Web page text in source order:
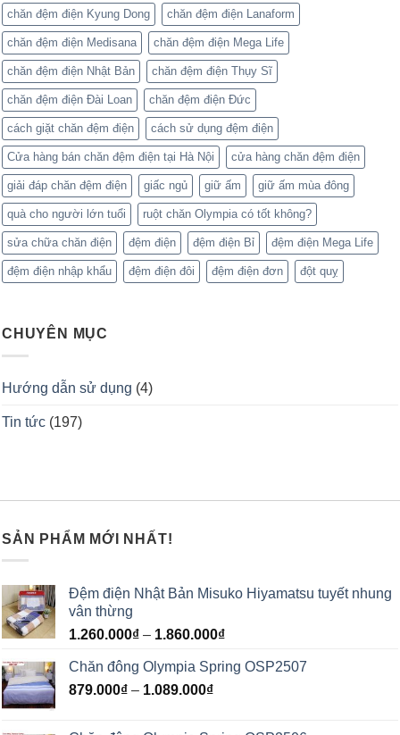
chăn đệm điện Kyung Dong chăn đệm điện Lanaform
chăn đệm điện Medisana chăn đệm điện Mega Life
chăn đệm điện Nhật Bản chăn đệm điện Thụy Sĩ
chăn đệm điện Đài Loan chăn đệm điện Đức
cách giặt chăn đệm điện cách sử dụng đệm điện
Cửa hàng bán chăn đệm điện tại Hà Nội cửa hàng chăn đệm điện
giải đáp chăn đệm điện giấc ngủ giữ ấm giữ ấm mùa đông
quà cho người lớn tuổi ruột chăn Olympia có tốt không?
sửa chữa chăn điện đệm điện đệm điện Bỉ đệm điện Mega Life
đệm điện nhập khẩu đệm điện đôi đệm điện đơn đột quỵ
CHUYÊN MỤC
Hướng dẫn sử dụng (4)
Tin tức (197)
SẢN PHẨM MỚI NHẤT!
Đệm điện Nhật Bản Misuko Hiyamatsu tuyết nhung
vân thừng
1.260.000₫ – 1.860.000₫
Chăn đông Olympia Spring OSP2507
879.000₫ – 1.089.000₫